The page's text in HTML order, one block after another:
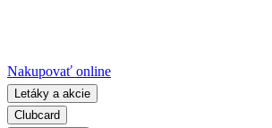
Nakupovať online
Letáky a akcie
Clubcard